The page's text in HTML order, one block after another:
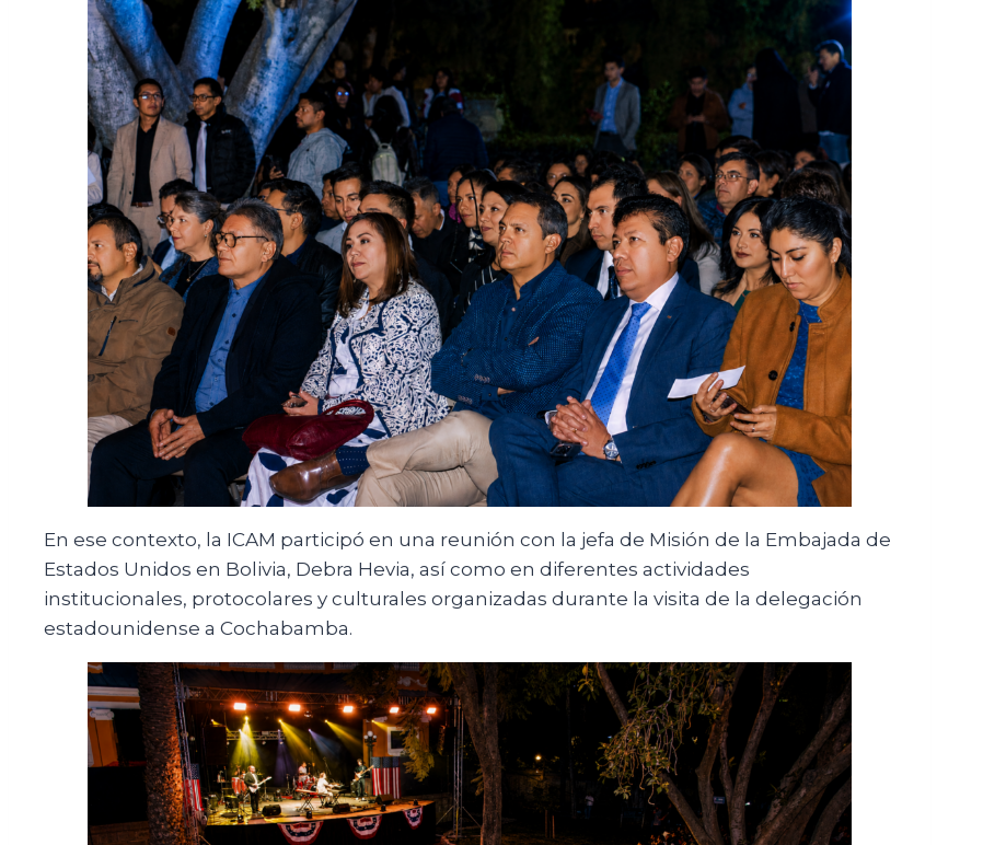
En ese contexto, la ICAM participó en una reunión con la jefa de Misión de la Embajada de
Estados Unidos en Bolivia, Debra Hevia, así como en diferentes actividades
institucionales, protocolares y culturales organizadas durante la visita de la delegación
estadounidense a Cochabamba.